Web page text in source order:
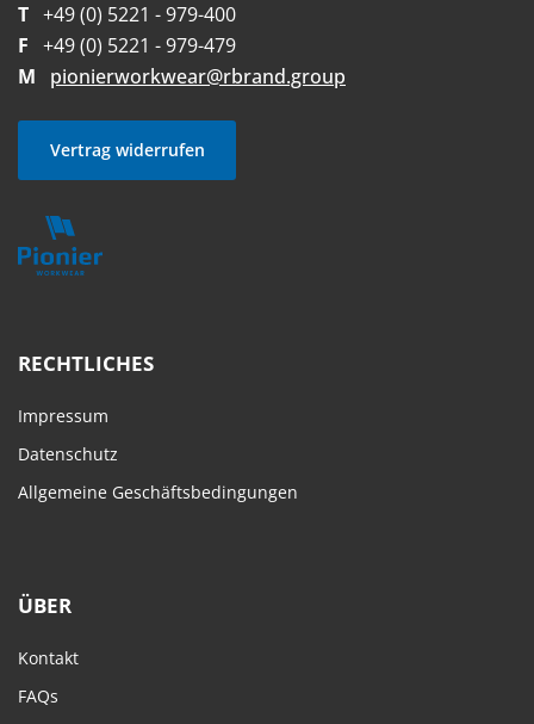
T +49 (0) 5221 - 979-400
F +49 (0) 5221 - 979-479
M
pionierworkwear@rbrand.group
Vertrag widerrufen
RECHTLICHES
Impressum
Datenschutz
Allgemeine Geschäftsbedingungen
ÜBER
Kontakt
FAQs